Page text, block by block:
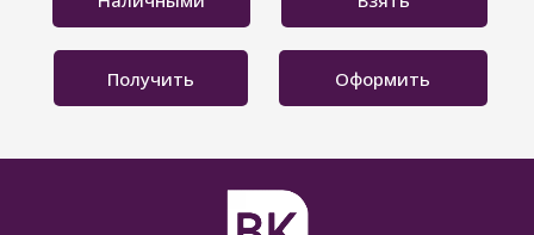
Получить Оформить